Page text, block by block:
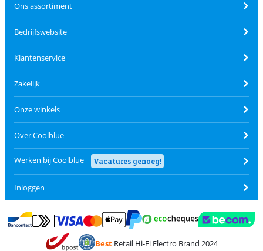
Ons assortiment
Bedrijfswebsite
Klantenservice
Zakelijk
Onze winkels
Over Coolblue
Werken bij Coolblue Vacatures genoeg!
Inloggen
Betalen met Bancontact
Betalen met MasterCard en Visa via ClickToPay
BestRetail Hi-Fi Electro Brand 2024